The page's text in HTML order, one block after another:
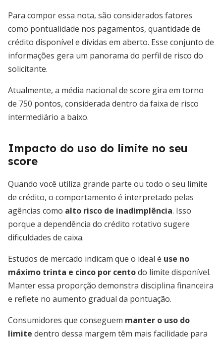
Para compor essa nota, são considerados fatores
como pontualidade nos pagamentos, quantidade de
crédito disponível e dívidas em aberto. Esse conjunto de
informações gera um panorama do perfil de risco do
solicitante.
Atualmente, a média nacional de score gira em torno
de 750 pontos, considerada dentro da faixa de risco
intermediário a baixo.
Impacto do uso do limite no seu
score
Quando você utiliza grande parte ou todo o seu limite
de crédito, o comportamento é interpretado pelas
agências como alto risco de inadimplência. Isso
porque a dependência do crédito rotativo sugere
dificuldades de caixa.
Estudos de mercado indicam que o ideal é use no
máximo trinta e cinco por centodo limite disponível.
Manter essa proporção demonstra disciplina financeira
e reflete no aumento gradual da pontuação.
Consumidores que conseguem manter o uso do
limite dentro dessa margem têm mais facilidade para